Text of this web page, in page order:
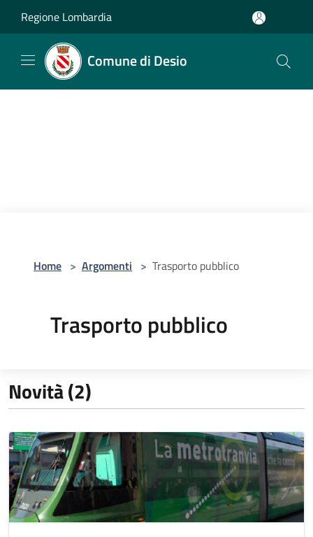
Regione Lombardia
Comune di Desio
Home > Argomenti > Trasporto pubblico
Trasporto pubblico
Novità (2)